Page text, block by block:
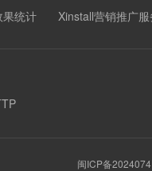
果统计
Xinstall营销推广
闽ICP备